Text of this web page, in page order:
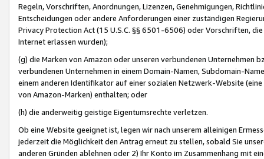
Regeln, Vorschriften, Anordnungen, Lizenzen, Genehmigungen,
Entscheidungen oder andere Anforderungen einer zuständigen
Privacy Protection Act (15 U.S.C. §§ 6501-6506) oder Vorschriften,
Internet erlassen wurden);
(g) die Marken von Amazon oder unseren verbundenen Unternehmen
verbundenen Unternehmen in einem Domain-Namen, Subdomain-
einem anderen Identifikator auf einer sozialen Netzwerk-Website
von Amazon-Marken) enthalten; oder
(h) die anderweitig geistige Eigentumsrechte verletzen.
Ob eine Website geeignet ist, legen wir nach unserem alleinigen
jederzeit die Möglichkeit den Antrag erneut zu stellen, sobald Sie
anderen Gründen ablehnen oder 2) Ihr Konto im Zusammenhang mit